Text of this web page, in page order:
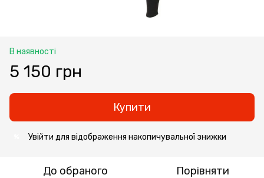
В наявності
5 150 грн
Купити
Увійти для відображення накопичувальної знижки
До обраного Порівняти